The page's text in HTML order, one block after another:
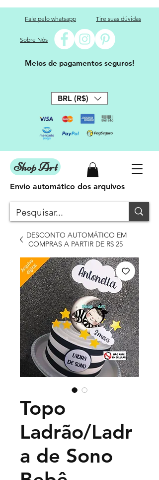
Fale pelo whatsapp Tire suas dúvidas
Sobre Nós
Meios de pagamentos seguros!
BRL (R$)
Shop Art
DESCONTO AUTOMÁTICO EM
COMPRAS A PARTIR DE R$ 25
Envio automático dos arquivos
Topo
Ladrão/Ladr
a de Sono